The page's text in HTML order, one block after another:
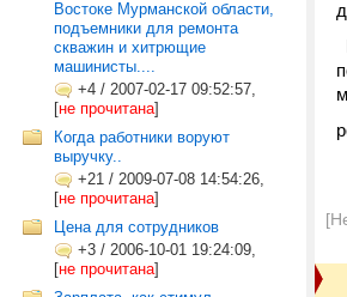
Востоке Мурманской области,
подъемники для ремонта
скважин и хитрющие
машинисты....
+4 / 2007-02-17 09:52:57,
[не прочитана]
Когда работники воруют
выручку..
+21 / 2009-07-08 14:54:26,
[не прочитана]
Цена для сотрудников
+3 / 2006-10-01 19:24:09,
[не прочитана]